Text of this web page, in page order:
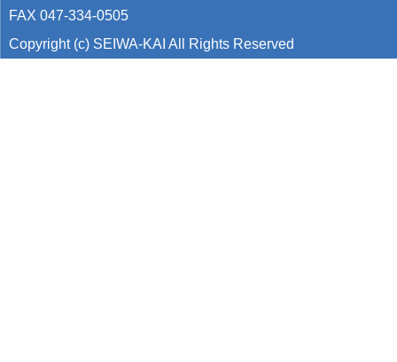
FAX 047-334-0505
Copyright (c) SEIWA-KAI All Rights Reserved